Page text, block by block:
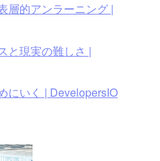
層的アンラーニング |
と現実の難しさ |
にいく | DevelopersIO